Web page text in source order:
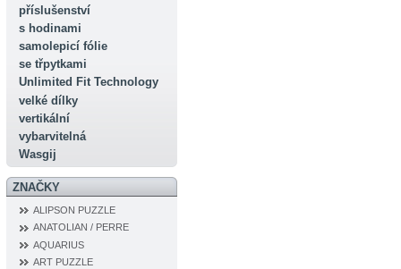
příslušenství
s hodinami
samolepicí fólie
se třpytkami
Unlimited Fit Technology
velké dílky
vertikální
vybarvitelná
Wasgij
ZNAČKY
ALIPSON PUZZLE
ANATOLIAN / PERRE
AQUARIUS
ART PUZZLE